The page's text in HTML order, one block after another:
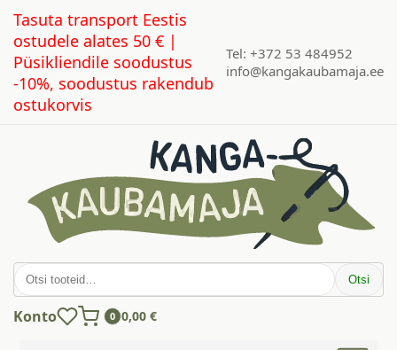
Tasuta transport Eestis
ostudele alates 50 € |
Püsikliendile soodustus
-10%, soodustus rakendub
ostukorvis
Tel: +372 53 484952
info@kangakaubamaja.ee
Otsi: Otsi
Konto 0 0,00 €